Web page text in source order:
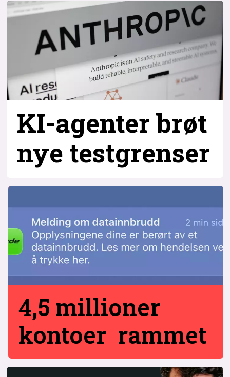
KI-agenter brøt
nye testgrenser
4,5 millioner
kontoer rammet